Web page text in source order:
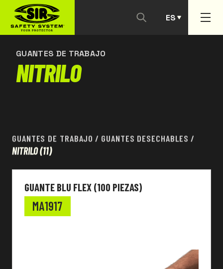
ES
PT
GUANTES DE TRABAJO
NITRILO
GUANTES DE TRABAJO / GUANTES DESECHABLES /
NITRILO(11)
GUANTE BLU FLEX (100 PIEZAS)
MA1917
CONTACTANOS